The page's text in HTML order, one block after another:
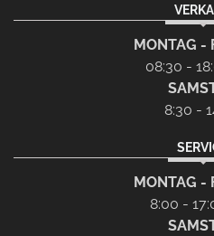
MONTAG -
08:30 -
8:30 -
MONTAG -
8:00 -